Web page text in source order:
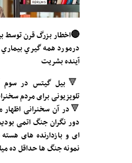
🔴اخطار بزرگ قرن توسط
درمورد همه گيري
آينده بشريت
تلویزیونی برای مردم
🔻در آن سخنرانی
دور نگران جنگ اتمی
ای و بازدارنده های
نمونه جنگ ها حداقل ده